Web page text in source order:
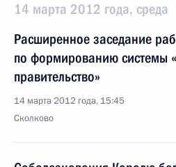
14 марта 2012 года, среда
Расширенное заседание
по формированию системы
правительство»
14 марта 2012 года, 15:45
Сколково